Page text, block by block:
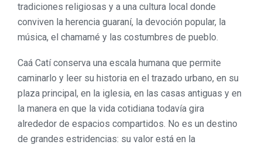
tradiciones religiosas y a una cultura local donde
conviven la herencia guaraní, la devoción popular, la
música, el chamamé y las costumbres de pueblo.
Caá Catí conserva una escala humana que permite
caminarlo y leer su historia en el trazado urbano, en su
plaza principal, en la iglesia, en las casas antiguas y en
la manera en que la vida cotidiana todavía gira
alrededor de espacios compartidos. No es un destino
de grandes estridencias: su valor está en la